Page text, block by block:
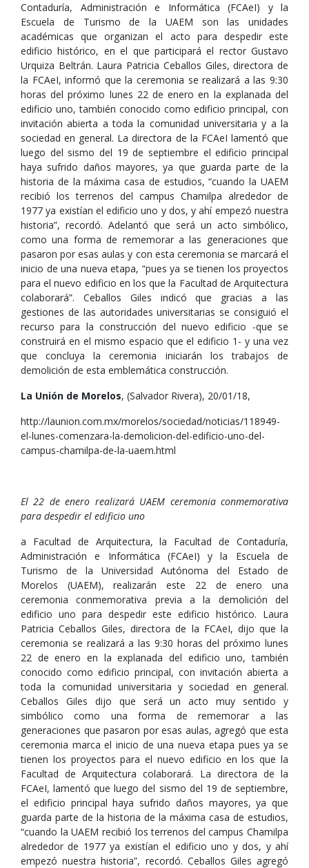
Contaduría, Administración e Informática (FCAeI) y la
Escuela de Turismo de la UAEM son las unidades
académicas que organizan el acto para despedir este
edificio histórico, en el que participará el rector Gustavo
Urquiza Beltrán. Laura Patricia Ceballos Giles, directora de
la FCAeI, informó que la ceremonia se realizará a las 9:30
horas del próximo lunes 22 de enero en la explanada del
edificio uno, también conocido como edificio principal, con
invitación abierta a toda la comunidad universitaria y a la
sociedad en general. La directora de la FCAeI lamentó que
luego del sismo del 19 de septiembre el edificio principal
haya sufrido daños mayores, ya que guarda parte de la
historia de la máxima casa de estudios, “cuando la UAEM
recibió los terrenos del campus Chamilpa alrededor de
1977 ya existían el edificio uno y dos, y ahí empezó nuestra
historia”, recordó. Adelantó que será un acto simbólico,
como una forma de rememorar a las generaciones que
pasaron por esas aulas y con esta ceremonia se marcará el
inicio de una nueva etapa, “pues ya se tienen los proyectos
para el nuevo edificio en los que la Facultad de Arquitectura
colaborará”. Ceballos Giles indicó que gracias a las
gestiones de las autoridades universitarias se consiguió el
recurso para la construcción del nuevo edificio -que se
construirá en el mismo espacio que el edificio 1- y una vez
que concluya la ceremonia iniciarán los trabajos de
demolición de esta emblemática construcción.
La Unión de Morelos, (Salvador Rivera), 20/01/18,
http://launion.com.mx/morelos/sociedad/noticias/118949-
el-lunes-comenzara-la-demolicion-del-edificio-uno-del-
campus-chamilpa-de-la-uaem.html
El 22 de enero realizará UAEM ceremonia conmemorativa
para despedir el edificio uno
a Facultad de Arquitectura, la Facultad de Contaduría,
Administración e Informática (FCAeI) y la Escuela de
Turismo de la Universidad Autónoma del Estado de
Morelos (UAEM), realizarán este 22 de enero una
ceremonia conmemorativa previa a la demolición del
edificio uno para despedir este edificio histórico. Laura
Patricia Ceballos Giles, directora de la FCAeI, dijo que la
ceremonia se realizará a las 9:30 horas del próximo lunes
22 de enero en la explanada del edificio uno, también
conocido como edificio principal, con invitación abierta a
toda la comunidad universitaria y sociedad en general.
Ceballos Giles dijo que será un acto muy sentido y
simbólico como una forma de rememorar a las
generaciones que pasaron por esas aulas, agregó que esta
ceremonia marca el inicio de una nueva etapa pues ya se
tienen los proyectos para el nuevo edificio en los que la
Facultad de Arquitectura colaborará. La directora de la
FCAeI, lamentó que luego del sismo del 19 de septiembre,
el edificio principal haya sufrido daños mayores, ya que
guarda parte de la historia de la máxima casa de estudios,
“cuando la UAEM recibió los terrenos del campus Chamilpa
alrededor de 1977 ya existían el edificio uno y dos, y ahí
empezó nuestra historia”, recordó. Ceballos Giles agregó